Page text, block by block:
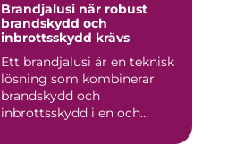
Brandjalusi när robust
brandskydd och
inbrottsskydd krävs
Ett brandjalusi är en teknisk
lösning som kombinerar
brandskydd och
inbrottsskydd i en och